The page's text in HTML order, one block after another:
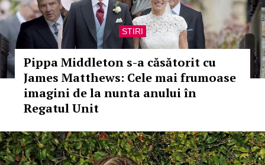
STIRI
Pippa Middleton s-a căsătorit cu
James Matthews: Cele mai frumoase
imagini de la nunta anului în
Regatul Unit